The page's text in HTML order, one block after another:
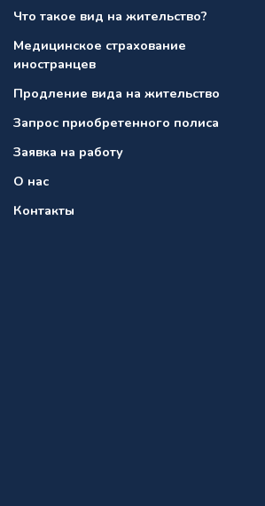
Что такое вид на жительство?
Медицинское страхование
иностранцев
Продление вида на жительство
Запрос приобретенного полиса
Заявка на работу
О нас
Контакты